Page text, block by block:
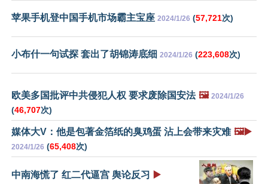
苹果手机登中国手机市场霸主宝座 2024/1/26 (57,721次)
小布什一句试探 套出了胡锦涛底细 2024/1/26 (223,608次)
欧美多国批评中共侵犯人权 要求废除国安法 🖼️ 2024/1/26
(46,707次)
媒体大V：他是包著金箔纸的臭鸡蛋 沾上会带来灾难 🖼️▶️
2024/1/26 (65,408次)
中南海慌了 红二代逼宫 舆论反习 ▶️